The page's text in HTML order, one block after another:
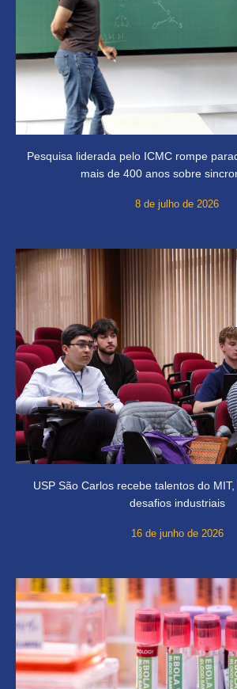
Pesquisa liderada pelo ICMC rompe
mais de 400 anos sobre
8 de julho de 2026
USP São Carlos recebe talentos do MIT,
desafios industriais
16 de junho de 2026